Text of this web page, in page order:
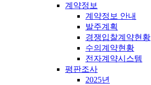
계약정보
계약정보 안내
발주계획
경쟁입찰계약현황
수의계약현황
전자계약시스템
평판조사
2025년